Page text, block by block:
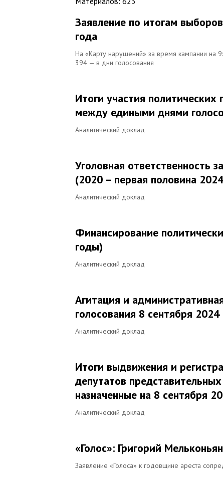
Заявление по итогам
года
На «Карту нарушений» за время кампании на
394 — в дни голосования
Итоги участия
между едиными днями
Аналитический доклад
Уголовная ответственность
(2020 – первая половина
Аналитический доклад
Финансирование
годы)
Аналитический доклад
Агитация и
голосования 8 сентября 2024
Аналитический доклад
Итоги выдвижения и
депутатов
назначенные на 8 сентября
Аналитический доклад
«Голос»: Григорий
Заявление «Голоса» к годовщине ареста